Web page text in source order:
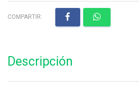
COMPARTIR:
Descripción